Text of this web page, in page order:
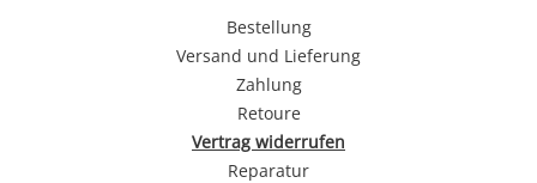
Bestellung
Versand und Lieferung
Zahlung
Retoure
Vertrag widerrufen
Reparatur